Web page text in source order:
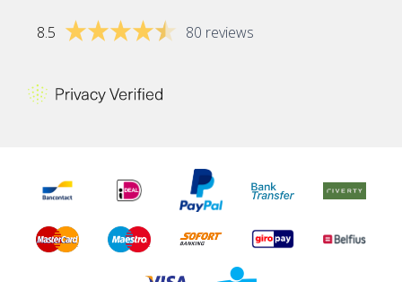
8.5 80 reviews